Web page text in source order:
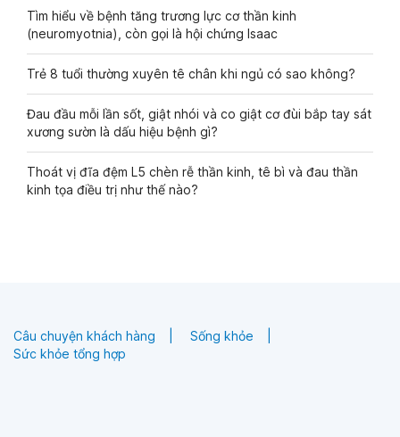
Tìm hiểu về bệnh tăng trương lực cơ thần kinh
(neuromyotnia), còn gọi là hội chứng Isaac
Trẻ 8 tuổi thường xuyên tê chân khi ngủ có sao không?
Đau đầu mỗi lần sốt, giật nhói và co giật cơ đùi bắp tay sát
xương sườn là dấu hiệu bệnh gì?
Thoát vị đĩa đệm L5 chèn rễ thần kinh, tê bì và đau thần
kinh tọa điều trị như thế nào?
Câu chuyện khách hàng
Sống khỏe
Sức khỏe tổng hợp